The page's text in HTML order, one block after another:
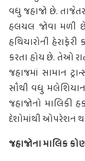
વધુ જહાજો છે.
હલચલ જોવા મળી
હથિયારોની
કરતા હોય છે. તેઓ
જહાજમાં સામાન
સૌથી વધુ
જહાજોનો
દેશોમાંથી ઓપરેશન
જહાજોના માલિક